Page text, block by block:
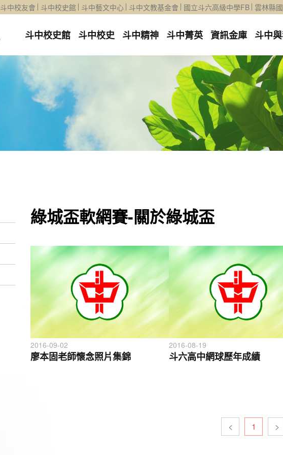
斗中校友會 斗中校史館 斗中藝文中心 斗中文教基金會 國立斗六高級中學FB 雲林縣
斗中校史館 斗中校史 斗中精神 斗中菁英 資訊金庫 斗中
綠城盃軟網賽-關於綠城盃
2016-09-02
廖本固老師懷念照片集錦
2016-08-19
斗六高中網球歷年成績
< 1 >